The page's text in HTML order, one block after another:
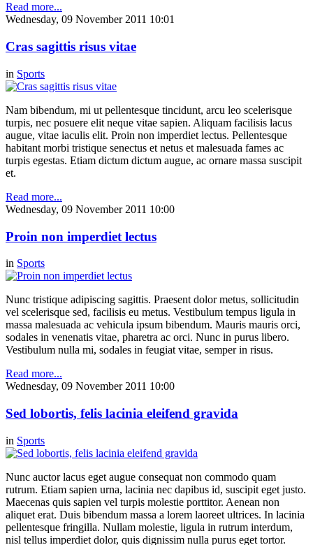
Read more...
Wednesday, 09 November 2011 10:01
Cras sagittis risus vitae
in Sports
Nam bibendum, mi ut pellentesque tincidunt, arcu leo scelerisque
turpis, nec posuere elit neque vitae sapien. Aliquam facilisis lacus
augue, vitae iaculis elit. Proin non imperdiet lectus. Pellentesque
habitant morbi tristique senectus et netus et malesuada fames ac
turpis egestas. Etiam dictum dictum augue, ac ornare massa suscipit
et.
Read more...
Wednesday, 09 November 2011 10:00
Proin non imperdiet lectus
in Sports
Nunc tristique adipiscing sagittis. Praesent dolor metus, sollicitudin
vel scelerisque sed, facilisis eu metus. Vestibulum tempus ligula in
massa malesuada ac vehicula ipsum bibendum. Mauris mauris orci,
sodales in venenatis vitae, pharetra ac orci. Nunc in purus libero.
Vestibulum nulla mi, sodales in feugiat vitae, semper in risus.
Read more...
Wednesday, 09 November 2011 10:00
Sed lobortis, felis lacinia eleifend gravida
in Sports
Nunc auctor lacus eget augue consequat non commodo quam
rutrum. Etiam sapien urna, lacinia nec dapibus id, suscipit eget justo.
Maecenas quis sapien vel turpis molestie porttitor. Aenean non
aliquet erat. Duis bibendum massa a lorem laoreet ultrices. In lacinia
pellentesque fringilla. Nullam molestie, ligula in rutrum interdum,
nisl tellus imperdiet dolor, quis dignissim nulla purus eget tortor.